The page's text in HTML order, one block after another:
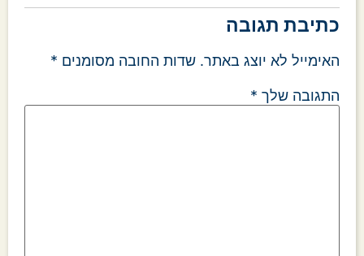
כתיבת תגובה
האימייל לא יוצג באתר. שדות החובה מסומנים *
התגובה שלך *